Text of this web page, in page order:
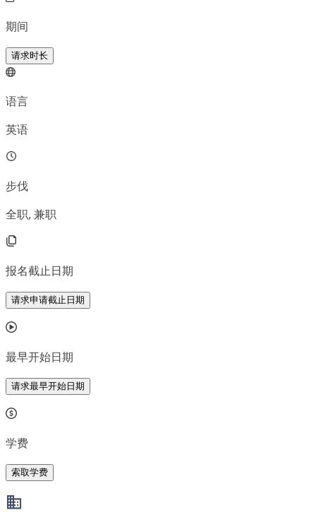
期间
请求时长
语言
英语
步伐
全职, 兼职
报名截止日期
请求申请截止日期
最早开始日期
请求最早开始日期
学费
索取学费